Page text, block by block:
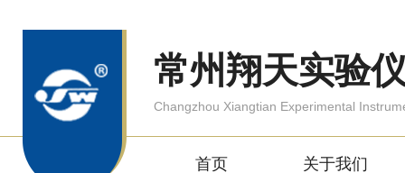
常州翔天实验
Changzhou Xiangtian Experimental
首页 关于我们